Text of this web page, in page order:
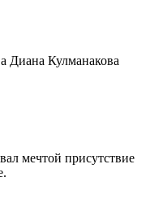
Диана Кулманакова
мечтой присутствие